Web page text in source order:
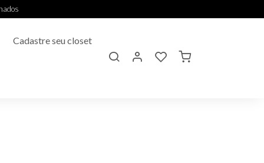
Cadastre seu closet